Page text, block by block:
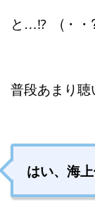
と…⁉ (・・
普段あまり
はい、海